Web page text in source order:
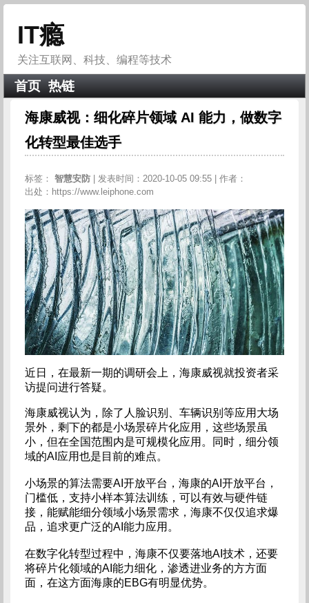
IT瘾
关注互联网、科技、编程等技术
首页 热链
海康威视：细化碎片领域 AI 能力，做数字
化转型最佳选手
标签： 智慧安防
| 发表时间：2020-10-05 09:55 | 作者：
出处：https://www.leiphone.com
近日，在最新一期的调研会上，海康威视就投资者采
访提问进行答疑。
海康威视认为，除了人脸识别、车辆识别等应用大场
景外，剩下的都是小场景碎片化应用，这些场景虽
小，但在全国范围内是可规模化应用。同时，细分领
域的AI应用也是目前的难点。
小场景的算法需要AI开放平台，海康的AI开放平台，
门槛低，支持小样本算法训练，可以有效与硬件链
接，能赋能细分领域小场景需求，海康不仅仅追求爆
品，追求更广泛的AI能力应用。
在数字化转型过程中，海康不仅要落地AI技术，还要
将碎片化领域的AI能力细化，渗透进业务的方方面
面，在这方面海康的EBG有明显优势。